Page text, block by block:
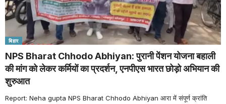
बिहार
NPS Bharat Chhodo Abhiyan: पुरानी पेंशन योजना बहाली
की मांग को लेकर कर्मियों का प्रदर्शन, एनपीएस भारत छोड़ो अभियान की
शुरुआत
Report: Neha gupta NPS Bharat Chhodo Abhiyan आरा में संपूर्ण क्रांति